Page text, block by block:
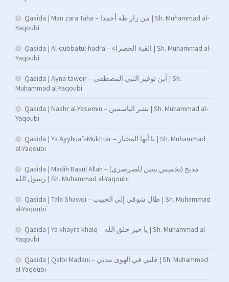
Qasida | Man zara Taha – من زار طه أحمدا | Sh. Muhammad al-
Yaqoubi
Qasida | Al-qubbatul-hadra – القبة الخضراء | Sh. Muhammad al-
Yaqoubi
Qasida | Ayna tawqir – أين توقير النبي المصطفى | Sh.
Muhammad al-Yaqoubi
Qasida | Nashr al-Yasemin – نشر الياسمين | Sh. Muhammad al-
Yaqoubi
Qasida | Ya Ayyhua’l-Mukhtar – يا أيها المختار | Sh. Muhammad
al-Yaqoubi
Qasida | Madih Rasul Allah – (تخميس بيتين للصرصري) مديح
رسول الله | Sh. Muhammad al-Yaqoubi
Qasida | Tala Shawqi – طال شوقي إلى الحبيب | Sh. Muhammad
al-Yaqoubi
Qasida | Ya khayra khalq – يا خير خلق الله | Sh. Muhammad al-
Yaqoubi
Qasida | Qalbi Madani – قلبي في الهوى مدني | Sh. Muhammad
al-Yaqoubi